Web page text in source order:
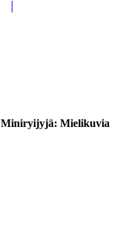
Miniryijyjä: Mielikuvia